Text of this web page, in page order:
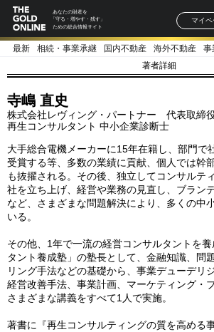
あなたの財産を
「守る・増やす・残す」
ための総合情報サイト
マイペ
最新 相続・事業承継 国内不動産 海外不動産 事
著者詳細
寺嶋 直史
株式会社レヴィング・パートナー 代表取締
再生コンサルタント 中小企業診断士
大手総合電機メーカーに15年在籍し、部門で
受賞する等、多数の業績に貢献、個人では幹
も抜擢される。その後、独立してコンサルテ
社を立ち上げ、経営や業務の見直し、ブラン
など、さまざまな問題解決により、多くの中
いる。
その他、1年で一流の経営コンサルタントを
タント養成塾」の塾長として、金融知識、問
リング手法などの基礎から、事業デューデリ
経営改善手法、事業計画、マーケティング・
さまざまな講義をすべて1人で実施。
著書に『再生コンサルティングの質を高める